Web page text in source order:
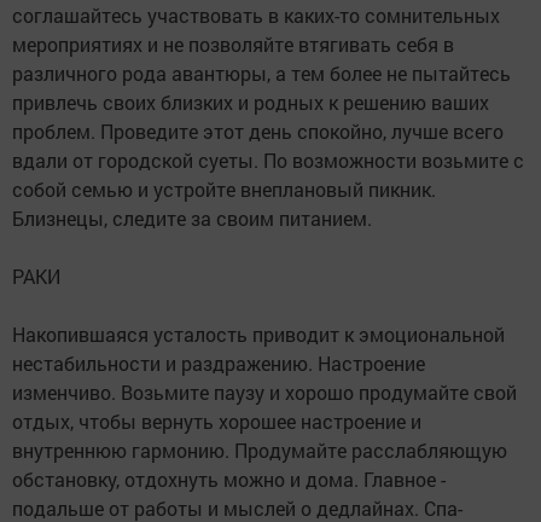
соглашайтесь участвовать в каких-то сомнительных
мероприятиях и не позволяйте втягивать себя в
различного рода авантюры, а тем более не пытайтесь
привлечь своих близких и родных к решению ваших
проблем. Проведите этот день спокойно, лучше всего
вдали от городской суеты. По возможности возьмите с
собой семью и устройте внеплановый пикник.
Близнецы, следите за своим питанием.
РАКИ
Накопившаяся усталость приводит к эмоциональной
нестабильности и раздражению. Настроение
изменчиво. Возьмите паузу и хорошо продумайте свой
отдых, чтобы вернуть хорошее настроение и
внутреннюю гармонию. Продумайте расслабляющую
обстановку, отдохнуть можно и дома. Главное -
подальше от работы и мыслей о дедлайнах. Спа-